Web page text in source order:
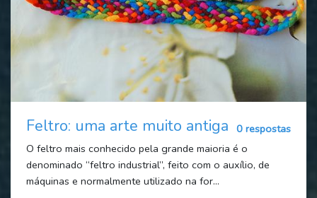
Feltro: uma arte muito antiga
0 respostas
O feltro mais conhecido pela grande maioria é o
denominado “feltro industrial”, feito com o auxílio, de
máquinas e normalmente utilizado na for...